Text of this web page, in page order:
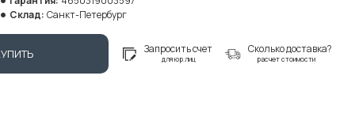
Склад: Санкт-Петербург
Запросить счет
для юр.лиц
Сколько доставка?
расчет стоимости